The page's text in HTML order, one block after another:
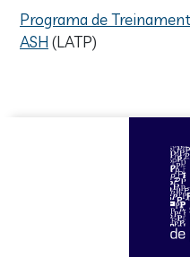
Programa de
ASH (LATP)